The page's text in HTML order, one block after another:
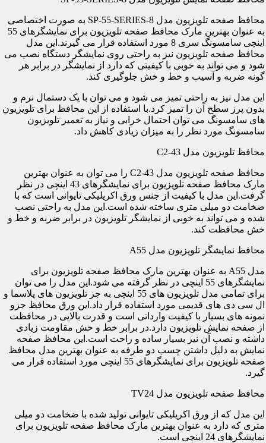
محافظ صفحه تلویزیون مدل SP-55-SERIES-8 به صورت اختصاصی
به عنوان بهترین مارک محافظ صفحه تلویزیون برای نمایشگرهای 55
اینچی سامسونگ سری 8 مورد استفاده قرار می گیرند.این مدل
محافظ صفحه تلویزیون نیز به راحتی روی نمایشگر دستگاه نصب می
شود و می تواند به خوبی با کیفیتی که دارد از نمایشگر در برابر هر
گونه ضربه و آسیب و خط و خش جلوگیری کند.
این مدل نیز به راحتی تمیز می شود و می توان با یک دستمال نرم و
بدون پرز سطح آن را تمیز کرد.با استفاده از این محافظ برای تلویزیون
های سامسونگ می توان احتمال خرابی و نیاز به تعمیر تلویزیون
سامسونگ مورد نظر را به میزان زیادی کاهش داد.
محافظ تلویزیون مدل C2-43
محافظ صفحه تلویزیون مدل C2-43 را می توان به عنوان بهترین
مارک محافظ صفحه تلویزیون برای نمایشگرهای 43 اینچی در نظر
گرفت.این مدل با کیفیت از جنس ورق اکریلیکی تایوانی است که با
ضخامت دو میلی متری ساخته شده است.این مدل به راحتی نصب
شده و می تواند به خوبی از نمایشگر تلویزیون در برابر ضربه و خط و
خش محافظت کند.
محافظ نمایشگر تلویزیون مدل A55
مدل A55 به عنوان بهترین مارک محافظ صفحه تلویزیون برای
نمایشگرهای 55 اینچی در نظر گرفته می شود.این مدل را می توان
برای تمامی مدل تلویزیون های 55 اینچی به جز تلویزیون های پلاسما و
ال سی دی های قدیمی مورد استفاده قرار داد.این ورق محافظ جزو
نمونه های بسیار با کیفیت وارداتی است و قدرت بالایی در محافظت
از صفحه نمایش تلویزیون دارد.در برابر خط و خش مقاومت زیادی
داشته و نصب آن نیز بسیار ساده و راحت است.این محافظ صفحه
نمایش به دلیل داشتن چسب دو طرفه به عنوان بهترین مدل محافظ
صفحه تلویزیون برای نمایشگرهای 55 اینچی مورد استفاده قرار می
گیرد.
محافظ صفحه تلویزیون مدل TV24
این مدل که از ورق اکریلیکی تایوانی تولید شده با ضخامت دو میلی
متری که دارد به عنوان بهترین مارک محافظ صفحه تلویزیون برای
نمایشگرهای 24 اینچی است.